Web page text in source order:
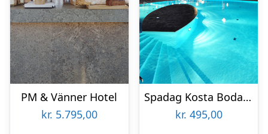
PM & Vänner Hotel
kr. 5.795,00
Spadag Kosta Boda Art Hotel
kr. 495,00